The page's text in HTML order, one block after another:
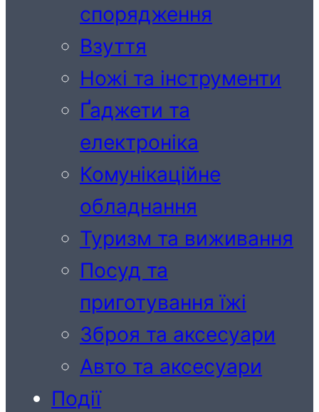
спорядження
Взуття
Ножі та інструменти
Ґаджети та
електроніка
Комунікаційне
обладнання
Туризм та виживання
Посуд та
приготування їжі
Зброя та аксесуари
Авто та аксесуари
Події